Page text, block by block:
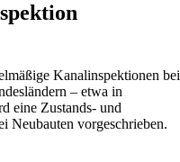
Kanalinspektionen bei
– etwa in
eine Zustands- und
Neubauten vorgeschrieben.